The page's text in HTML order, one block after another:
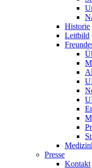
Historie
Leitbild
Presse
Kontakt